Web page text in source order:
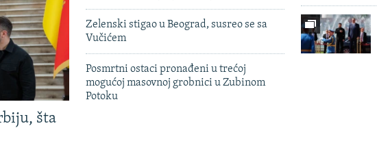
šta
Zelenski stigao u Beograd, susreo se sa
Vučićem
Posmrtni ostaci pronađeni u trećoj
mogućoj masovnoj grobnici u Zubinom
Potoku